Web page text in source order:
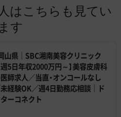
はこちらも見てい
ます
山県｜SBC湘南美容クリニック
週5日年収2000万円～】美容皮膚科
師求人／当直・オンコールなし
経験OK／週4日勤務応相談｜ド
ーコネクト